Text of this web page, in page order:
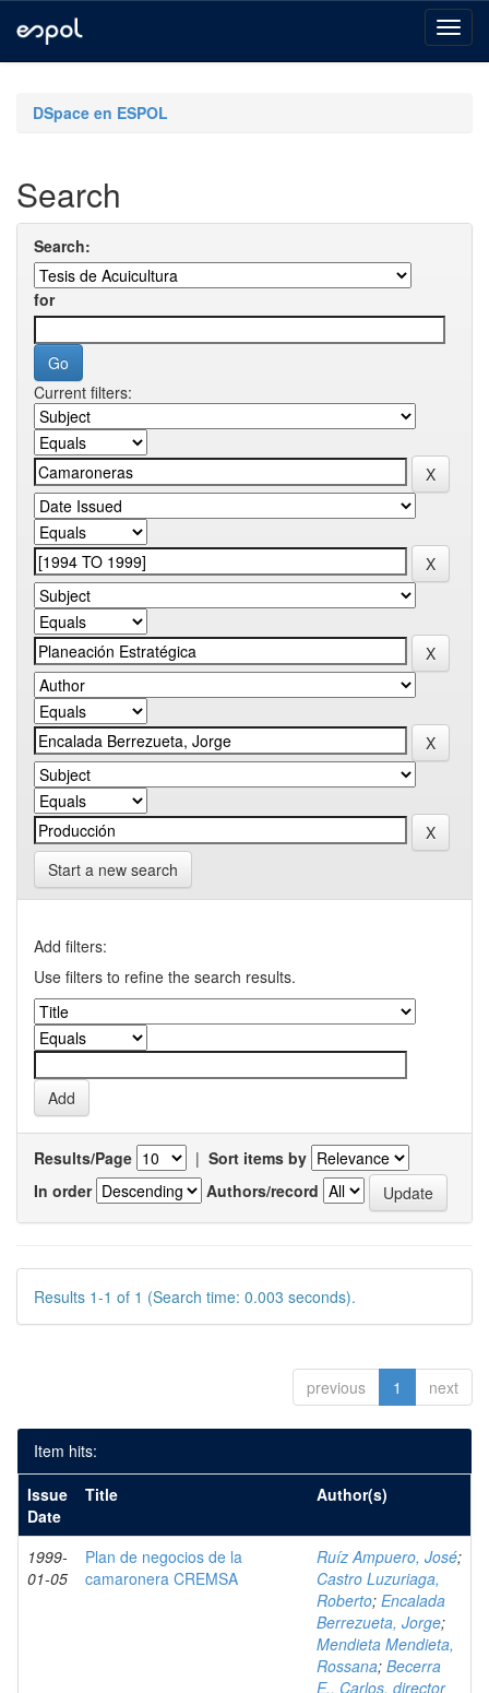
navigationDSpace en ESPOL
Search
Search:
for
Current filters:
Start a new search
Add filters:
Use filters to refine the search results.
Results/Page | Sort items by
In order
Authors/record
Results 1-1 of 1 (Search time: 0.003 seconds).
previous 1 next
Item hits:
Issue
Date
Title Author(s)
1999-
01-05
Plan de negocios de la
camaronera CREMSA
Ruíz Ampuero, José;
Castro Luzuriaga,
Roberto; Encalada
Berrezueta, Jorge;
Mendieta Mendieta,
Rossana; Becerra
E., Carlos, director